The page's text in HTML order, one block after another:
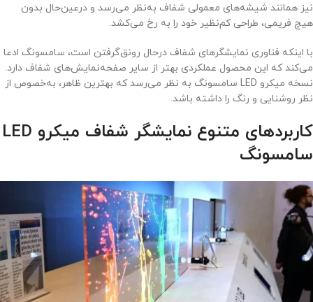
نیز همانند شیشه‌های معمولی شفاف به‌نظر می‌رسد و درعین‌حال بدون
هیچ فریمی، طراحی کم‌نظیر خود را به رخ می‌کشد.
با اینکه فناوری نمایشگرهای شفاف درحال رونق‌گرفتن است، سامسونگ ادعا
می‌کند که این محصول عملکردی بهتر از سایر صفحه‌نمایش‌های شفاف دارد.
نسخه میکرو LED سامسونگ به نظر می‌رسد که بهترین ظاهر، به‌خصوص از
نظر روشنایی و رنگ را داشته باشد.
کاربردهای متنوع نمایشگر شفاف میکرو LED
سامسونگ